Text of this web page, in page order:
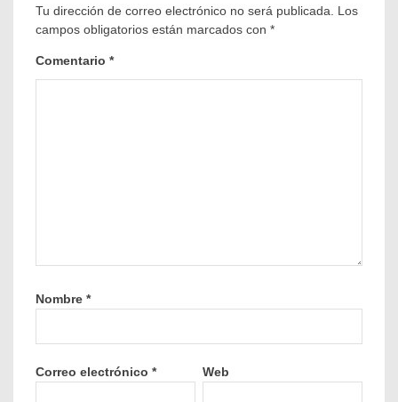
Tu dirección de correo electrónico no será publicada.
Los
campos obligatorios están marcados con *
Comentario *
Nombre *
Correo electrónico * Web